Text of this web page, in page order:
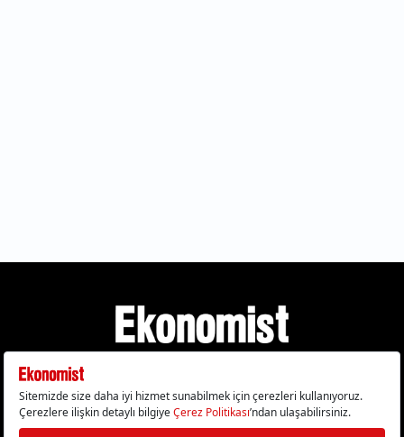
Gizlilik Politikası Çerez Politikası Çerezleri Sıfırla
KVKK Metni Künye İletişim